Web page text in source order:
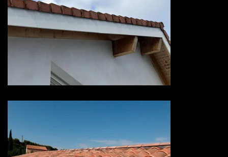
Devis habillage planche de rive
73 Savoie